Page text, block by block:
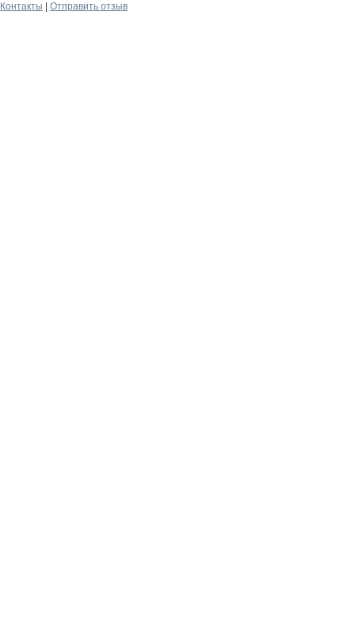
Контакты
Отправить отзыв